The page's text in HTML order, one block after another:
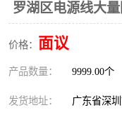
罗湖区电源线大
价格： 面议
产品数量： 9999.00个
发货地址： 广东省深